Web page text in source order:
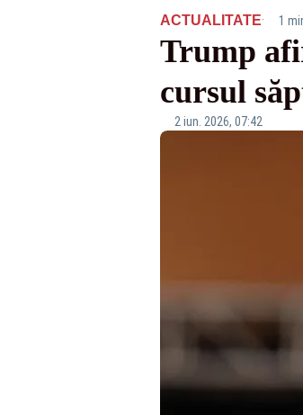
ACTUALITATE· 1
Trump
cursul
2 iun. 2026, 07:42